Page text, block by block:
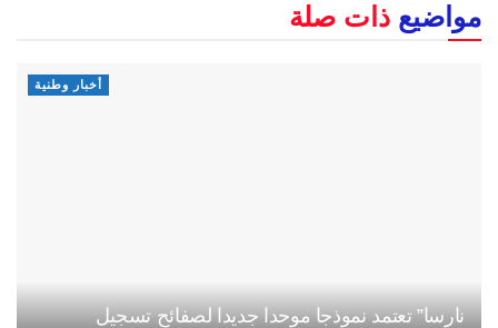
مواضيع ذات صلة
أخبار وطنية
نارسا” تعتمد نموذجا موحدا جديدا لصفائح تسجيل